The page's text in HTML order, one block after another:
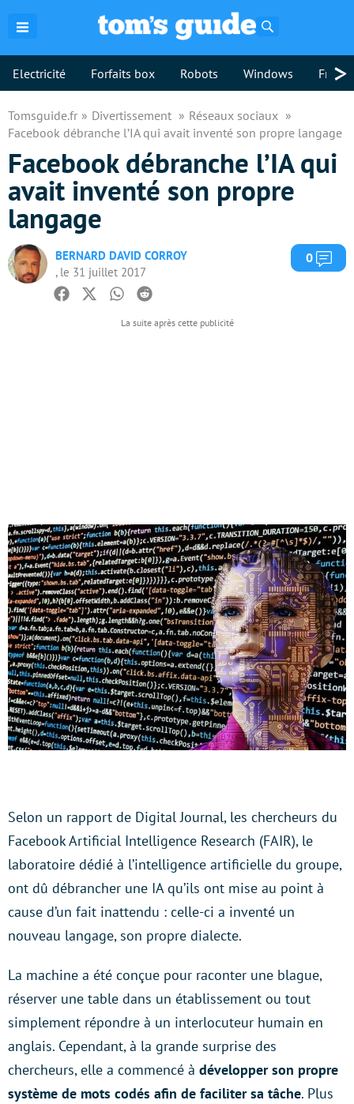
Electricité Forfaits box Robots Windows >
Tomsguide.fr Divertissement
Réseaux sociaux
Facebook débranche l’IA qui avait inventé son propre langage
Facebook débranche l’IA qui
avait inventé son propre
langage
BERNARD DAVID CORROY
, le 31 juillet 2017
0
Facebook
TwitterWhatsapp
Reddit
Selon un rapport de Digital Journal, les chercheurs du
Facebook Artificial Intelligence Research (FAIR), le
laboratoire dédié à l’intelligence artificielle du groupe,
ont dû débrancher une IA qu’ils ont mise au point à
cause d’un fait inattendu : celle-ci a inventé un
nouveau langage, son propre dialecte.
La machine a été conçue pour raconter une blague,
réserver une table dans un établissement ou tout
simplement répondre à un interlocuteur humain en
anglais. Cependant, à la grande surprise des
chercheurs, elle a commencé à développer son propre
système de mots codés afin de faciliter sa tâche. Plus